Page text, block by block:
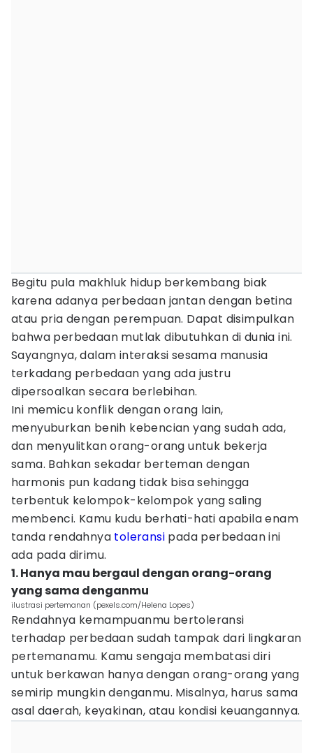
Begitu pula makhluk hidup berkembang biak
karena adanya perbedaan jantan dengan betina
atau pria dengan perempuan. Dapat disimpulkan
bahwa perbedaan mutlak dibutuhkan di dunia ini.
Sayangnya, dalam interaksi sesama manusia
terkadang perbedaan yang ada justru
dipersoalkan secara berlebihan.
Ini memicu konflik dengan orang lain,
menyuburkan benih kebencian yang sudah ada,
dan menyulitkan orang-orang untuk bekerja
sama. Bahkan sekadar berteman dengan
harmonis pun kadang tidak bisa sehingga
terbentuk kelompok-kelompok yang saling
membenci. Kamu kudu berhati-hati apabila enam
tanda rendahnya toleransi pada perbedaan ini
ada pada dirimu.
1. Hanya mau bergaul dengan orang-orang
yang sama denganmu
ilustrasi pertemanan (pexels.com/Helena Lopes)
Rendahnya kemampuanmu bertoleransi
terhadap perbedaan sudah tampak dari lingkaran
pertemanamu. Kamu sengaja membatasi diri
untuk berkawan hanya dengan orang-orang yang
semirip mungkin denganmu. Misalnya, harus sama
asal daerah, keyakinan, atau kondisi keuangannya.